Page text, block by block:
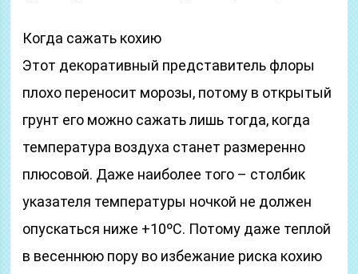
Когда сажать кохию
Этот декоративный представитель флоры
плохо переносит морозы, потому в открытый
грунт его можно сажать лишь тогда, когда
температура воздуха станет размеренно
плюсовой. Даже наиболее того – столбик
указателя температуры ночкой не должен
опускаться ниже +10ᵒС. Потому даже теплой
в весеннюю пору во избежание риска кохию